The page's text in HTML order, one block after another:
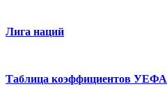
Лига наций
Таблица коэффициентов УЕФА